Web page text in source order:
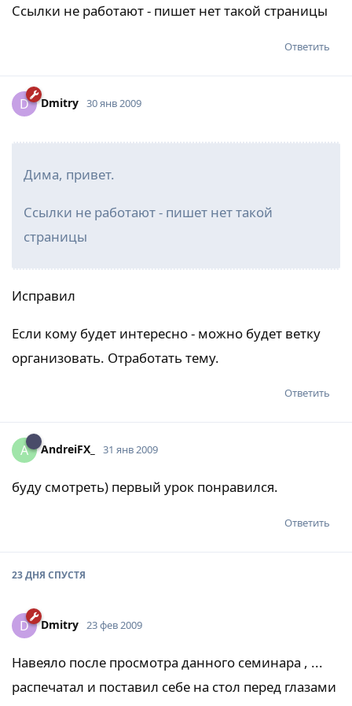
Ссылки не работают - пишет нет такой страницы
Ответить
D Dmitry 30 янв 2009
Дима, привет.
Ссылки не работают - пишет нет такой
страницы
Исправил
Если кому будет интересно - можно будет ветку
организовать. Отработать тему.
Ответить
A AndreiFX_ 31 янв 2009
буду смотреть) первый урок понравился.
Ответить
23 ДНЯ СПУСТЯ
D Dmitry 23 фев 2009
Навеяло после просмотра данного семинара , ...
распечатал и поставил себе на стол перед глазами